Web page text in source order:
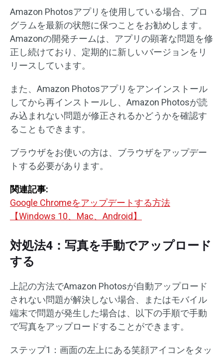
Amazon Photosアプリを使用している場合、プロ
グラムを最新の状態に保つことをお勧めします。
Amazonの開発チームは、アプリの顕著な問題を修
正し続けており、定期的に新しいバージョンをリ
リースしています。
また、Amazon Photosアプリをアンインストール
してから再インストールし、Amazon Photosが読
み込まれない問題が修正されるかどうかを確認す
ることもできます。
ブラウザをお使いの方は、ブラウザをアップデー
トする必要があります。
関連記事:
Google Chromeをアップデートする方法
【Windows 10、Mac、Android】
対処法4：写真を手動でアップロード
する
上記の方法でAmazon Photosが自動アップロード
されない問題が解決しない場合、またはモバイル
端末で問題が発生した場合は、以下の手順で手動
で写真をアップロードすることができます。
ステップ1：画面の左上にある笑顔アイコンをタッ